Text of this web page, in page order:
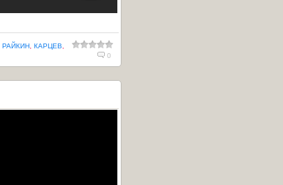
РАЙКИН КАРЦЕВ
0